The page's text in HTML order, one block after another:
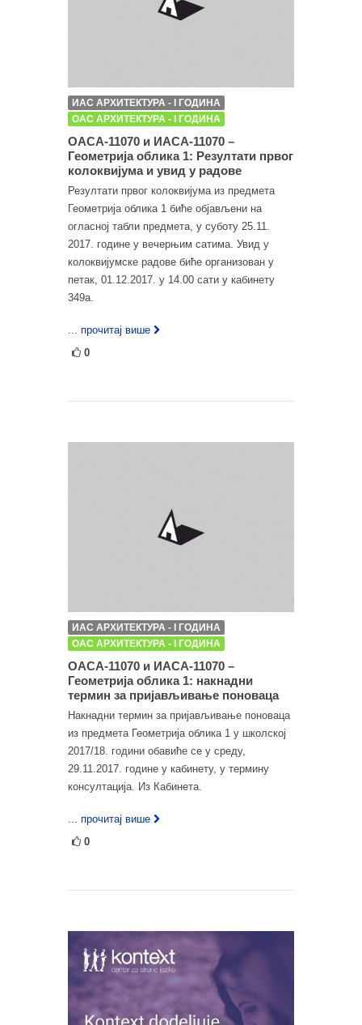
ИАС АРХИТЕКТУРА - I ГОДИНА
ОАС АРХИТЕКТУРА - I ГОДИНА
ОАСА-11070 и ИАСА-11070 –
Геометрија облика 1: Резултати првог
колоквијума и увид у радове
Резултати првог колоквијума из предмета
Геометрија облика 1 биће објављени на
огласној табли предмета, у суботу 25.11.
2017. године у вечерњим сатима. Увид у
колоквијумске радове биће организован у
петак, 01.12.2017. у 14.00 сати у кабинету
349а.
... прочитај више
0
ИАС АРХИТЕКТУРА - I ГОДИНА
ОАС АРХИТЕКТУРА - I ГОДИНА
ОАСА-11070 и ИАСА-11070 –
Геометрија облика 1: накнадни
термин за пријављивање поноваца
Накнадни термин за пријављивање поноваца
из предмета Геометрија облика 1 у школској
2017/18. години обавиће се у среду,
29.11.2017. године у кабинету, у термину
консултација. Из Кабинета.
... прочитај више
0